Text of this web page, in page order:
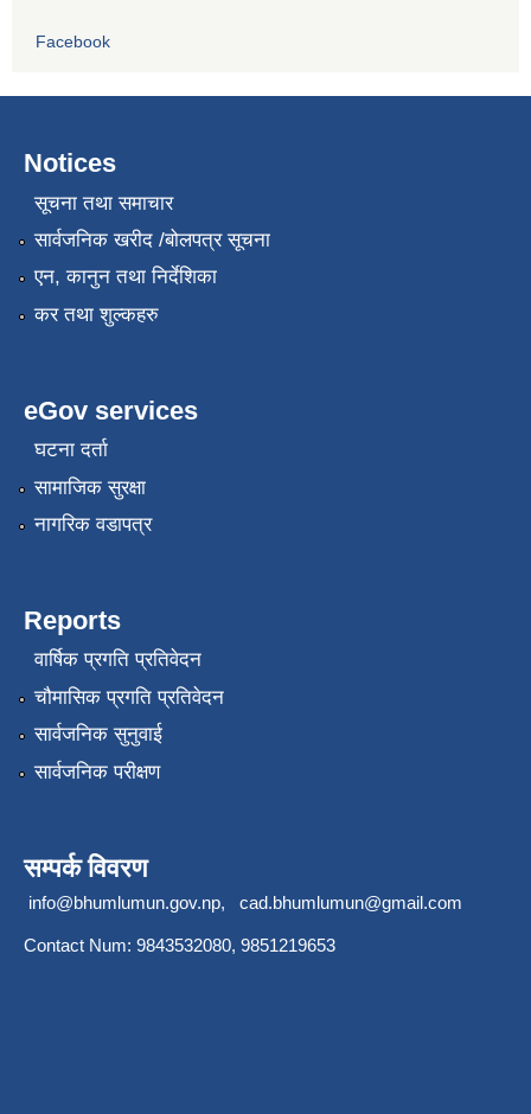
Facebook
Notices
सूचना तथा समाचार
सार्वजनिक खरीद /बोलपत्र सूचना
एन, कानुन तथा निर्देशिका
कर तथा शुल्कहरु
eGov services
घटना दर्ता
सामाजिक सुरक्षा
नागरिक वडापत्र
Reports
वार्षिक प्रगति प्रतिवेदन
चौमासिक प्रगति प्रतिवेदन
सार्वजनिक सुनुवाई
सार्वजनिक परीक्षण
सम्पर्क विवरण
info@bhumlumun.gov.np, cad.bhumlumun@gmail.com
Contact Num: 9843532080, 9851219653